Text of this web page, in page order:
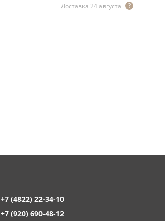
Доставка 24 августа
+7 (4822) 22-34-10
+7 (920) 690-48-12